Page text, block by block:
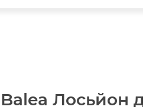
Balea Лосьйон